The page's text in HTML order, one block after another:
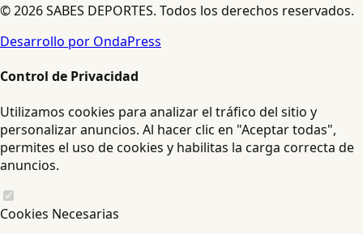
© 2026 SABES DEPORTES. Todos los derechos reservados.
Desarrollo por OndaPress
Control de Privacidad
Utilizamos cookies para analizar el tráfico del sitio y
personalizar anuncios. Al hacer clic en "Aceptar todas",
permites el uso de cookies y habilitas la carga correcta de
anuncios.
Cookies Necesarias